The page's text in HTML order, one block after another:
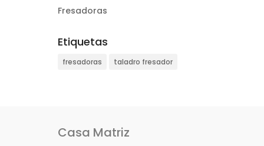
Fresadoras
Etiquetas
fresadoras taladro fresador
Casa Matriz